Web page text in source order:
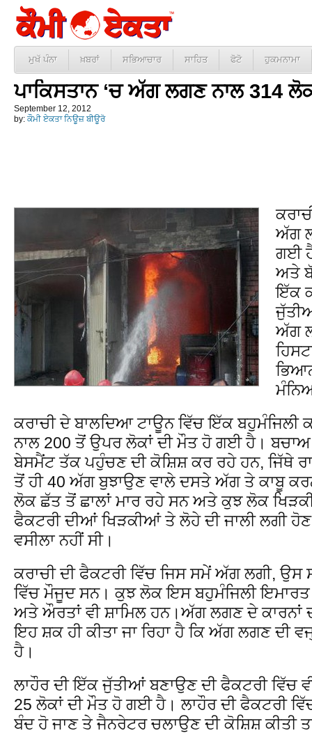
ਮੁਖੱ ਪੰਨਾ ਖ਼ਬਰਾਂ ਸਭਿਆਚਾਰ ਸਾਹਿਤ ਫੋਟੋ ਹੁਕਮਨਾਮਾ
ਪਾਕਿਸਤਾਨ ‘ਚ ਅੱਗ ਲਗਣ ਨਾਲ 314
September 12, 2012
by: ਕੌਮੀ ਏਕਤਾ ਨਿਊਜ਼ ਬੀਊਰੋ
ਅੱਗ
ਗਈ
ਅਤੇ
ਇੱਕ
ਅੱਗ
ਕਰਾਚੀ ਦੇ ਬਾਲਦਿਆ ਟਾਊਨ ਵਿੱਚ ਇੱਕ ਬਹੁਮੰਜਿਲੀ
ਨਾਲ 200 ਤੋਂ ਉਪਰ ਲੋਕਾਂ ਦੀ ਮੌਤ ਹੋ ਗਈ ਹੈ।
ਬੇਸਮੈਂਟ ਤੱਕ ਪਹੁੰਚਣ ਦੀ ਕੋਸ਼ਿਸ਼ ਕਰ ਰਹੇ ਹਨ, ਜਿੱਥੇ
ਤੋਂ ਹੀ 40 ਅੱਗ ਬੁਝਾਉਣ ਵਾਲੇ ਦਸਤੇ ਅੱਗ ਤੇ ਕਾਬੂ
ਲੋਕ ਛੱਤ ਤੋਂ ਛਾਲਾਂ ਮਾਰ ਰਹੇ ਸਨ ਅਤੇ ਕੁਝ ਲੋਕ
ਫੈਕਟਰੀ ਦੀਆਂ ਖਿੜਕੀਆਂ ਤੇ ਲੋਹੇ ਦੀ ਜਾਲੀ ਲਗੀ
ਵਸੀਲਾ ਨਹੀਂ ਸੀ।
ਕਰਾਚੀ ਦੀ ਫੈਕਟਰੀ ਵਿੱਚ ਜਿਸ ਸਮੇਂ ਅੱਗ ਲਗੀ, ਉਸ
ਵਿੱਚ ਮੌਜੂਦ ਸਨ। ਕੁਝ ਲੋਕ ਇਸ ਬਹੁਮੰਜਿਲੀ ਇਮਾਰਤ
ਅਤੇ ਔਰਤਾਂ ਵੀ ਸ਼ਾਮਿਲ ਹਨ।ਅੱਗ ਲਗਣ ਦੇ ਕਾਰਨਾਂ
ਇਹ ਸ਼ਕ ਹੀ ਕੀਤਾ ਜਾ ਰਿਹਾ ਹੈ ਕਿ ਅੱਗ ਲਗਣ ਦੀ
ਹੈ।
ਲਾਹੌਰ ਦੀ ਇੱਕ ਜੁੱਤੀਆਂ ਬਣਾਉਣ ਦੀ ਫੈਕਟਰੀ ਵਿੱਚ
25 ਲੋਕਾਂ ਦੀ ਮੌਤ ਹੋ ਗਈ ਹੈ। ਲਾਹੌਰ ਦੀ ਫੈਕਟਰੀ
ਬੰਦ ਹੋ ਜਾਣ ਤੇ ਜੈਨਰੇਟਰ ਚਲਾਉਣ ਦੀ ਕੋਸ਼ਿਸ਼ ਕੀਤੀ